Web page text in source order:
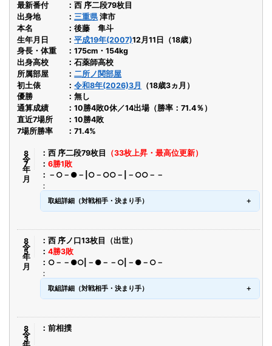
最新番付
西 序二段79枚目
出身地
三重県津市
本名
後藤 隼斗
生年月日
平成19年(2007)12月11日（18歳）
身長・体重
175cm・154kg
出身高校
石薬師高校
所属部屋
二所ノ関部屋
初土俵
令和8年(2026)3月
（18歳3ヵ月）
優勝
無し
通算成績
10勝4敗0休／14出場（勝率：71.4％）
直近7場所
10勝4敗
7場所勝率
71.4%
令8年7月 西 序二段79枚目
（33枚上昇・最高位更新）
6勝1敗
－○－●－|○－○○－|－○○－－
取組詳細（対戦相手・決まり手）
令8年5月
西 序ノ口13枚目（出世）
4勝3敗
○－－●○|－●－－○|－●－○－
取組詳細（対戦相手・決まり手）
令8年3月 前相撲